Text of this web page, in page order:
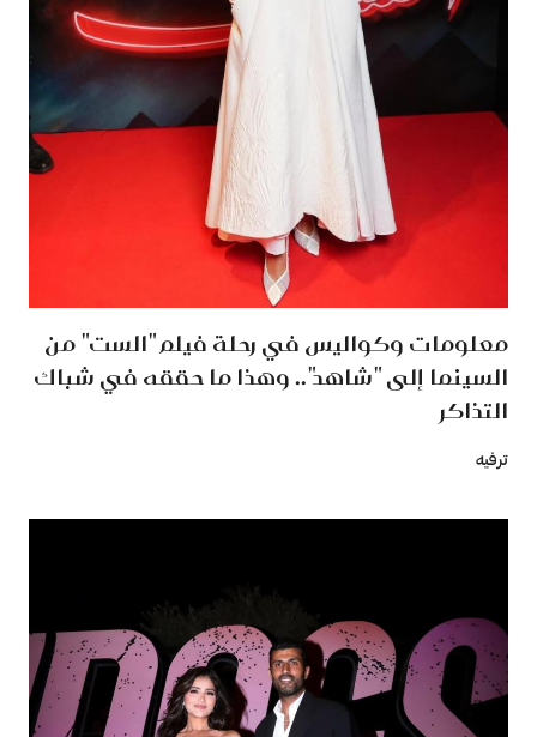
معلومات وكواليس في رحلة فيلم "الست" من
السينما إلى "شاهد".. وهذا ما حققه في شباك
التذاكر
ترفيه